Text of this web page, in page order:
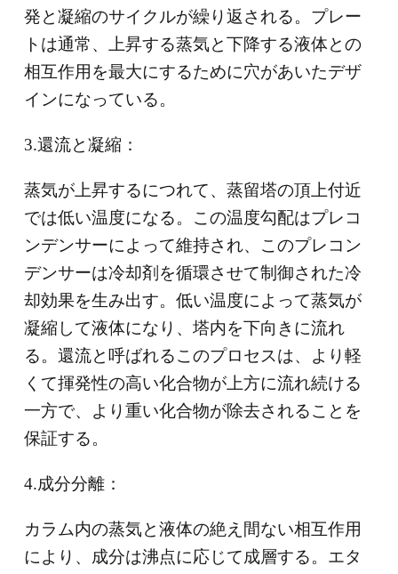
発と凝縮のサイクルが繰り返される。プレー
トは通常、上昇する蒸気と下降する液体との
相互作用を最大にするために穴があいたデザ
インになっている。
3.還流と凝縮：
蒸気が上昇するにつれて、蒸留塔の頂上付近
では低い温度になる。この温度勾配はプレコ
ンデンサーによって維持され、このプレコン
デンサーは冷却剤を循環させて制御された冷
却効果を生み出す。低い温度によって蒸気が
凝縮して液体になり、塔内を下向きに流れ
る。還流と呼ばれるこのプロセスは、より軽
くて揮発性の高い化合物が上方に流れ続ける
一方で、より重い化合物が除去されることを
保証する。
4.成分分離：
カラム内の蒸気と液体の絶え間ない相互作用
により、成分は沸点に応じて成層する。エタ